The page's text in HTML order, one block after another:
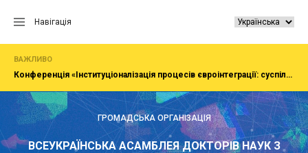
Навігація
ВАЖЛИВО
Конференція «Інституціоналізація процесів євроінтеграції: суспільство, економіка, адміністрування»
ГРОМАДСЬКА ОРГАНІЗАЦІЯ
ВСЕУКРАЇНСЬКА АСАМБЛЕЯ ДОКТОРІВ НАУК З